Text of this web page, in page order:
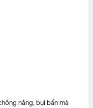
nắng, bụi bẩn mà